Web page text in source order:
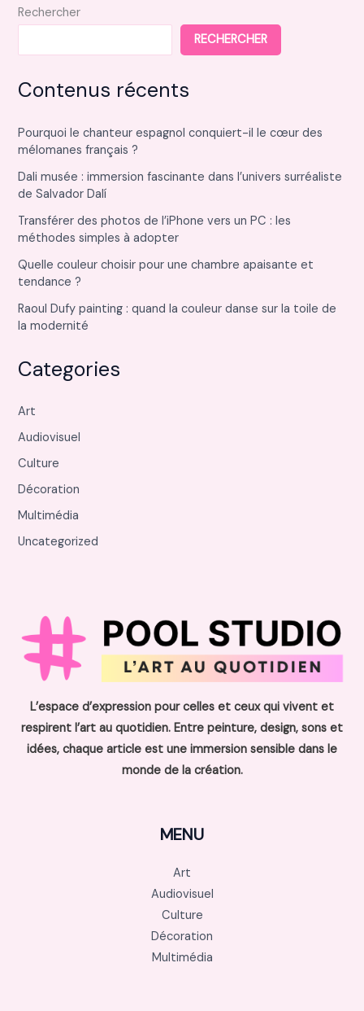
Rechercher
RECHERCHER
Contenus récents
Pourquoi le chanteur espagnol conquiert-il le cœur des
mélomanes français ?
Dali musée : immersion fascinante dans l’univers surréaliste
de Salvador Dalí
Transférer des photos de l’iPhone vers un PC : les
méthodes simples à adopter
Quelle couleur choisir pour une chambre apaisante et
tendance ?
Raoul Dufy painting : quand la couleur danse sur la toile de
la modernité
Categories
Art
Audiovisuel
Culture
Décoration
Multimédia
Uncategorized
L’espace d’expression pour celles et ceux qui vivent et
respirent l’art au quotidien. Entre peinture, design, sons et
idées, chaque article est une immersion sensible dans le
monde de la création.
MENU
Art
Audiovisuel
Culture
Décoration
Multimédia